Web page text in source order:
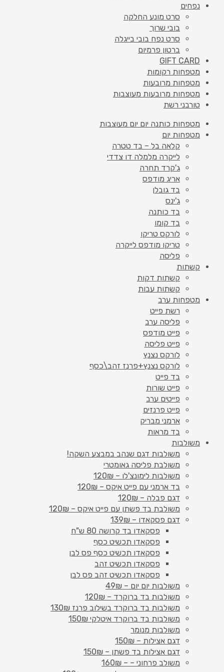
נפחים
סרט מונע החלקה
בובי שרוך
סרט נפח בובי בייגלה
ברטון פרמיום
GIFT CARD
מטפחות רקומות
מטפחות מרובעות
מטפחות מרובעות מעוצבות
טורבני רשת
מטפחות כותנה יום יום מעוצבות
מטפחות יום
קלאה בל – בד טטרה
לייקרה מלמלה דו צדדי
ג'קרד תחרה
אריג מודפס
בד גובלן
ג'ינס
בד כותנה
בד קומו
לורקס טריקו
טריקו מודפס לייקרה
פליסה
קשתות
קשתות דקות
קשתות עבות
מטפחות ערב
רשת פייט
פליסה ערב
פייט מודפס
פייט פליסה
לורקס נצנץ
לורקס נצנץ+פרנז זהב\כסף
בד פייט
פייט שורות
פייטים ערב
פייט פרנזים
ארמני מבריק
בד מראות
משולבות
משולבות דגם שנהב במבצע השקה!
משולבת פליסה גאומטרי
משולבות לימונצ'לו – 120₪
בד ארמני עם פייט איקס – 120₪
דגם פבלה – 120₪
משולבת בד פשתן עם פייט איקס – 120₪
דגם פסקאדו – 139₪
פסקאדו בד קרושה 80 ש"ח
פסקאדו תכשיט כסף
פסקאדו תכשיט כסף פס לבן
פסקאדו תכשיט זהב
פסקאדו תכשיט זהב פס לבן
משולבות יום יום – 49₪
משולבות בד ברוקרד – 120₪
משולבות בד ברוקרד בשילוב פרנז 130₪
משולבות בד ברוקרד איטלקי 150₪
משולבות מנומר
דגם אצילות – 150₪
דגם אצילות בד פשתן – 150₪
משולב פרחוני – – 160₪